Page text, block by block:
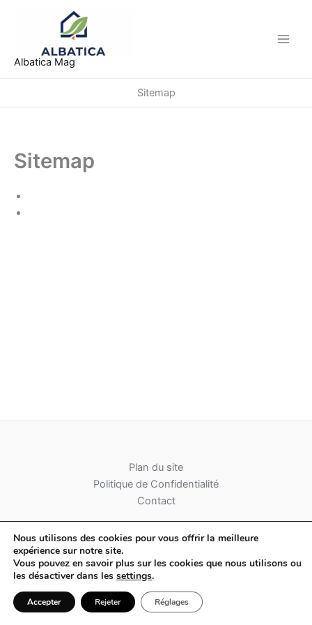
Albatica Mag
Sitemap
Sitemap
Plan du site
Politique de Confidentialité
Contact
Nous utilisons des cookies pour vous offrir la meilleure
expérience sur notre site.
Vous pouvez en savoir plus sur les cookies que nous utilisons ou
les désactiver dans les settings.
Accepter Rejeter Réglages